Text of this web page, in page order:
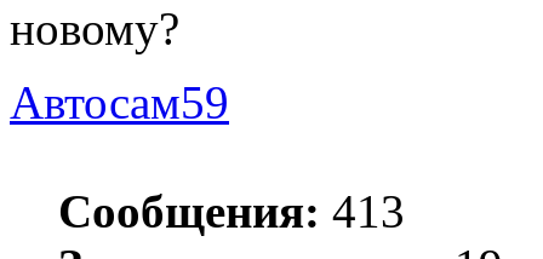
новому?
Автосам59
Сообщения: 413